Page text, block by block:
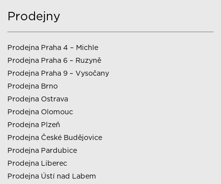
Prodejny
Prodejna Praha 4 – Michle
Prodejna Praha 6 – Ruzyně
Prodejna Praha 9 – Vysočany
Prodejna Brno
Prodejna Ostrava
Prodejna Olomouc
Prodejna Plzeň
Prodejna České Budějovice
Prodejna Pardubice
Prodejna Liberec
Prodejna Ústí nad Labem